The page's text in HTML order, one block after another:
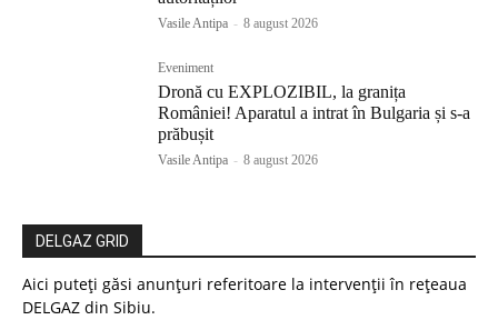
Vasile Antipa - 8 august 2026
Eveniment
Dronă cu EXPLOZIBIL, la granița
României! Aparatul a intrat în Bulgaria și s-a
prăbușit
Vasile Antipa - 8 august 2026
DELGAZ GRID
Aici puteți găsi anunțuri referitoare la intervenții în rețeaua
DELGAZ din Sibiu.